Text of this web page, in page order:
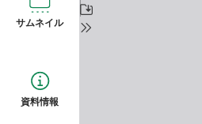
サムネイル
資料情報